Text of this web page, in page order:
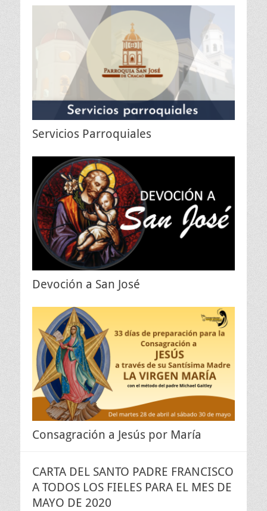
Servicios Parroquiales
Devoción a San José
Consagración a Jesús por María
CARTA DEL SANTO PADRE FRANCISCO
A TODOS LOS FIELES PARA EL MES DE
MAYO DE 2020